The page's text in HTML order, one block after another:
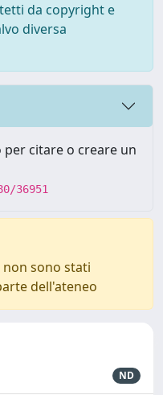
da copyright e
diversa
citare o creare un
36951
sono stati
dell'ateneo
ND